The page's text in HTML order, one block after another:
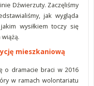
Dźwierzuty. Zaczęliśmy
jak wygląda
wysiłkiem toczy się
mieszkaniową
o dramacie braci w 2016
w ramach wolontariatu